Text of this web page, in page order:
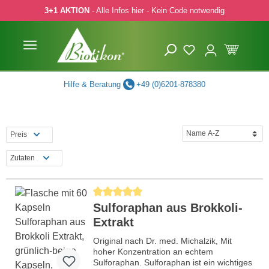
Hauptinhalt springen
Zur Suche springen
Zur Hauptnavigation springen
3+1 AKTION - Alle Infos hier - Kein Code notwendig
Hilfe & Beratung +49 (0)6201-878380
Preis
Zutaten
Durchschnittliche Bewertung von 5 von 5 Sternen
Sulforaphan aus Brokkoli-
Extrakt
Original nach Dr. med. Michalzik, Mit
hoher Konzentration an echtem
Sulforaphan. Sulforaphan ist ein wichtiges